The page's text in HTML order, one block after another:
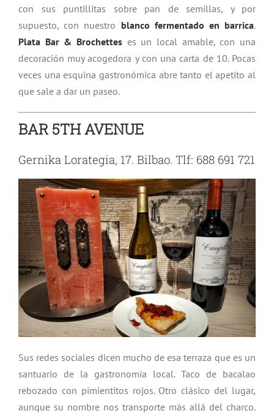
con sus puntillitas sobre pan de semillas, y por
supuesto, con nuestro blanco fermentado en barrica.
Plata Bar & Brochettes es un local amable, con una
decoración muy acogedora y con una carta de 10. Pocas
veces una esquina gastronómica abre tanto el apetito al
que sale a dar un paseo.
BAR 5TH AVENUE
Gernika Lorategia, 17. Bilbao. Tlf: 688 691 721
Sus redes sociales dicen mucho de esa terraza que es un
santuario de la gastronomía local. Taco de bacalao
rebozado con pimientitos rojos. Otro clásico del lugar,
aunque su nombre nos transporte más allá del charco.